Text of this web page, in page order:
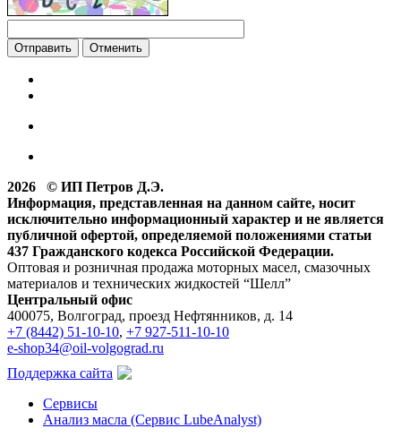
Отменить
2026 © ИП Петров Д.Э.
Информация, представленная на данном сайте, носит
исключительно информационный характер и не является
публичной офертой, определяемой положениями статьи
437 Гражданского кодекса Российской Федерации.
Оптовая и розничная продажа моторных масел, смазочных
материалов и технических жидкостей “Шелл”
Центральный офис
400075, Волгоград, проезд Нефтянников, д. 14
+7 (8442) 51-10-10, +7 927-511-10-10
e-shop34@oil-volgograd.ru
Поддержка сайта
Сервисы
Анализ масла (Сервис LubeAnalyst)